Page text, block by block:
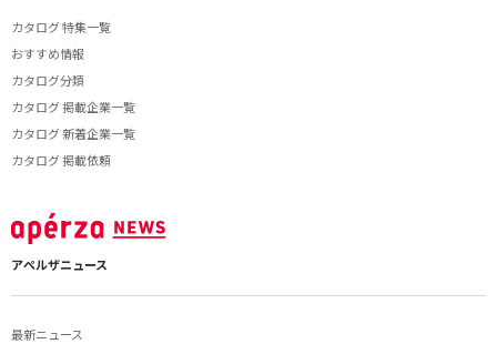
カタログ 特集一覧
おすすめ情報
カタログ分類
カタログ 掲載企業一覧
カタログ 新着企業一覧
カタログ 掲載依頼
アペルザニュース
最新ニュース